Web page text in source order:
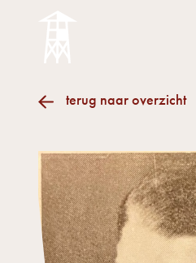
terug naar overzicht